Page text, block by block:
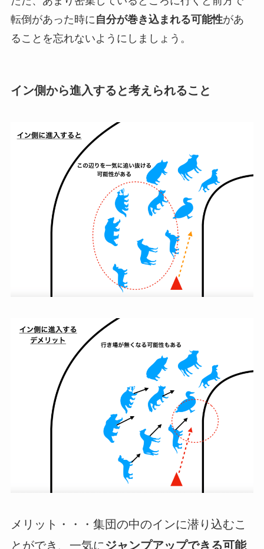
転倒があった時に自分が巻き込まれる可能性があ
ることを忘れないようにしましょう。
イン側から進入すると考えられること
メリット ・・・集団の中のインに潜り込むこ
とができ、一気にジャンプアップできる可能